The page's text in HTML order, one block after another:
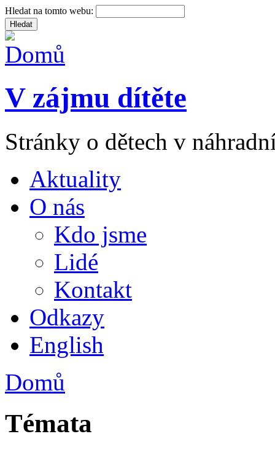
Hledat na tomto webu:
V zájmu dítěte
Stránky o dětech v
Aktuality
O nás
Kdo jsme
Lidé
Kontakt
Odkazy
English
Domů
Témata